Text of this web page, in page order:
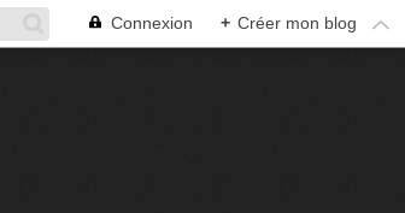
Connexion + Créer mon blog